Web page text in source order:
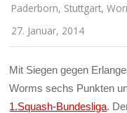
Paderborn, Stuttgart,
27. Januar, 2014
Mit Siegen gegen
Worms sechs Punkten
1.Squash-Bundesliga.